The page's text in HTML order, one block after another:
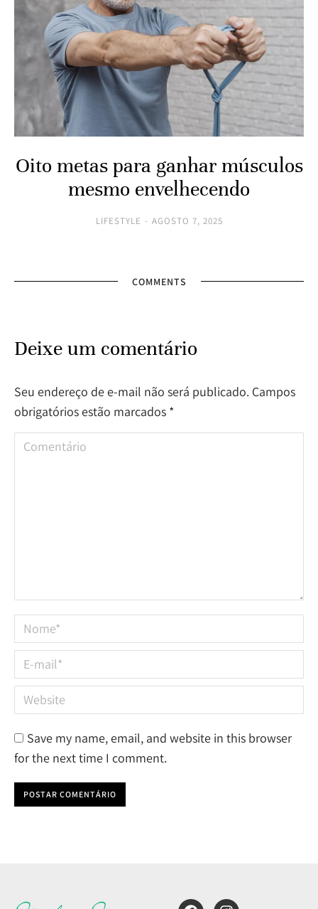
Oito metas para ganhar músculos
mesmo envelhecendo
LIFESTYLE AGOSTO 7, 2025
COMMENTS
Deixe um comentário
Seu endereço de e-mail não será publicado. Campos
obrigatórios estão marcados *
Comentário
Nome *
E-mail *
Website
Save my name, email, and website in this browser
for the next time I comment.
POSTAR COMENTÁRIO